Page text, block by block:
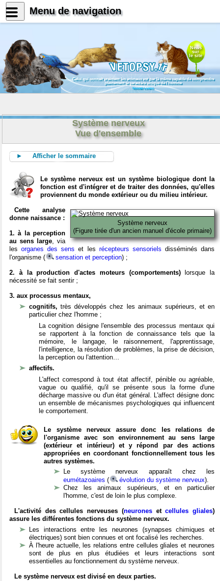
News
sur
le site
Celui qui connait vraiment les animaux est par là même capable de comprendre
pleinement le caractère unique de l'homme
Konrad Lorenz
Système nerveux
Vue d'ensemble
► Afficher le sommaire
Le système nerveux est un système biologique dont la
fonction est d'intégrer et de traiter des données, qu'elles
proviennent du monde extérieur ou du milieu intérieur.
Système nerveux
(Figure tirée d'un ancien manuel d'école primaire)
Cette analyse
donne naissance :
1. à la perception
au sens large, via
lesorganes des sens et les récepteurs sensoriels disséminés dans
l'organisme (
sensation et perception) ;
2. à la production d'actes moteurs (comportements)lorsque la
nécessité se fait sentir ;
3. aux processus mentaux,
cognitifs,très développés chez les animaux supérieurs, et en
particulier chez l'homme ;
La cognition désigne l'ensemble des processus mentaux qui
se rapportent à la fonction de connaissance tels que la
mémoire, le langage, le raisonnement, l'apprentissage,
l'intelligence, la résolution de problèmes, la prise de décision,
la perception ou l'attention…
affectifs.
L'affect correspond à tout état affectif, pénible ou agréable,
vague ou qualifié, qu'il se présente sous la forme d'une
décharge massive ou d'un état général. L'affect désigne donc
un ensemble de mécanismes psychologiques qui influencent
le comportement.
Le système nerveux assure donc les relations de
l'organisme avec son environnement au sens large
(extérieur et intérieur) et y répond par des actions
appropriées en coordonant fonctionnellement tous les
autres systèmes.
Le système nerveux apparaît chez les
eumétazoaires ( évolution du système nerveux).
Chez les animaux supérieurs, et en particulier
l'homme, c'est de loin le plus complexe.
L'activité des cellules nerveuses (neuronesetcellules gliales)
assure les différentes fonctions du système nerveux.
Les interactions entre les neurones (synapses chimiques et
électriques) sont bien connues et ont focalisé les recherches.
À l'heure actuelle, les relations entre cellules gliales et neurones
sont de plus en plus étudiées et leurs interactions sont
essentielles au fonctionnement du système nerveux.
Le système nerveux est divisé en deux parties.
Menu de navigation